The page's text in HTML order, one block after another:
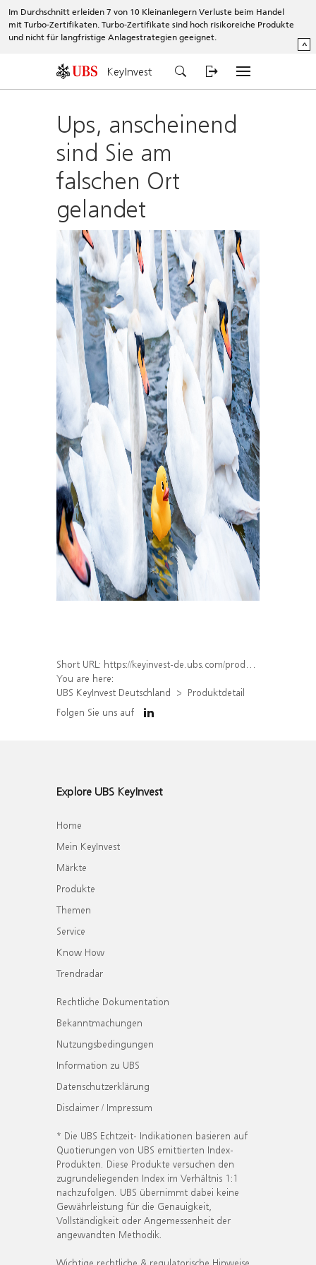
Im Durchschnitt erleiden 7 von 10 Kleinanlegern Verluste beim Handel
mit Turbo-Zertifikaten. Turbo-Zertifikate sind hoch risikoreiche Produkte
und nicht für langfristige Anlagestrategien geeignet.
^
KeyInvest
Ups, anscheinend
sind Sie am
falschen Ort
gelandet
Short URL: https://keyinvest-de.ubs.com/produkt/detail/index/isin/DE000UK35ZH0
You are here:
UBS KeyInvest Deutschland
Produktdetail
Folgen Sie uns auf
Explore UBS KeyInvest
Home
Mein KeyInvest
Märkte
Produkte
Themen
Service
Know How
Trendradar
Rechtliche Dokumentation
Bekanntmachungen
Nutzungsbedingungen
Information zu UBS
Datenschutzerklärung
Disclaimer / Impressum
* Die UBS Echtzeit- Indikationen basieren auf
Quotierungen von UBS emittierten Index-
Produkten. Diese Produkte versuchen den
zugrundeliegenden Index im Verhältnis 1:1
nachzufolgen. UBS übernimmt dabei keine
Gewährleistung für die Genauigkeit,
Vollständigkeit oder Angemessenheit der
angewandten Methodik.